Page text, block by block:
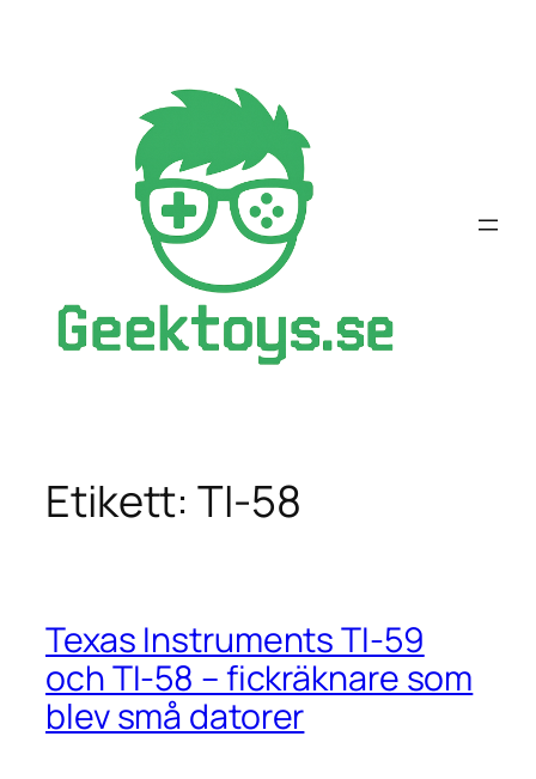
Etikett:TI-58
Texas Instruments TI-59
och TI-58 – fickräknare som
blev små datorer